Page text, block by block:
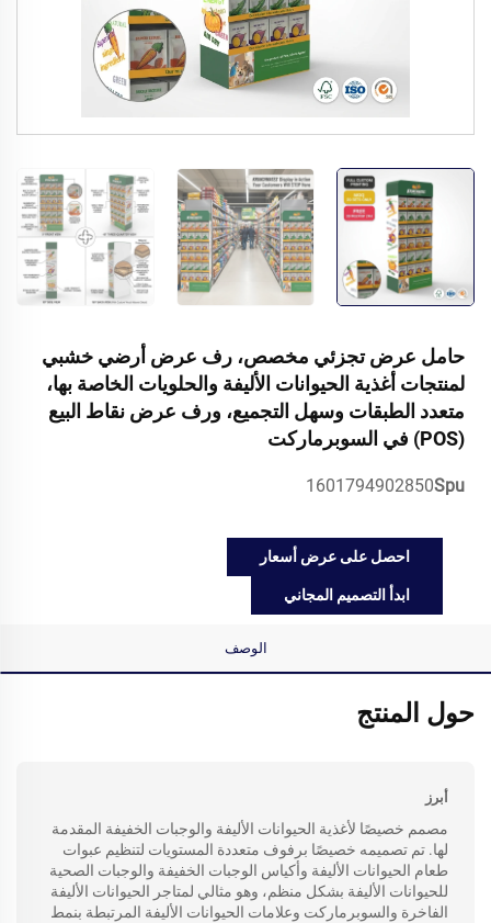
حامل عرض تجزئي مخصص، رف عرض أرضي خشبي
لمنتجات أغذية الحيوانات الأليفة والحلويات الخاصة بها،
متعدد الطبقات وسهل التجميع، ورف عرض نقاط البيع
(POS) في السوبرماركت
Spu
1601794902850
احصل على عرض أسعار
ابدأ التصميم المجاني
الوصف
حول المنتج
أبرز
مصمم خصيصًا لأغذية الحيوانات الأليفة والوجبات الخفيفة المقدمة
لها. تم تصميمه خصيصًا برفوف متعددة المستويات لتنظيم عبوات
طعام الحيوانات الأليفة وأكياس الوجبات الخفيفة والوجبات الصحية
للحيوانات الأليفة بشكل منظم، وهو مثالي لمتاجر الحيوانات الأليفة
الفاخرة والسوبرماركت وعلامات الحيوانات الأليفة المرتبطة بنمط